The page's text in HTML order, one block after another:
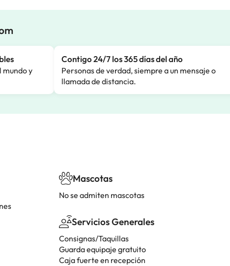
mundo y
Contigo 24/7 los 365 días del año
Personas de verdad, siempre a un mensaje o
llamada de distancia.
Mascotas
No se admiten mascotas
Servicios Generales
Consignas/Taquillas
Guarda equipaje gratuito
Caja fuerte en recepción